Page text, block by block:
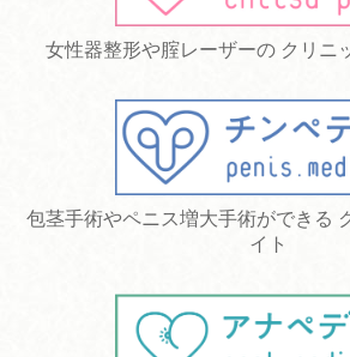
女性器整形や腟レーザーの クリニ
包茎手術やペニス増大手術ができる
イト